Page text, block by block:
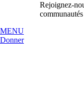
Rejoignez-
MENU
Donner